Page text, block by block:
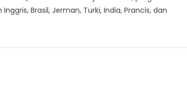
Brasil, Jerman, Turki, India, Prancis, dan